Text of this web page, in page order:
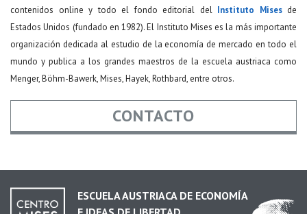
contenidos online y todo el fondo editorial del Instituto Misesde
Estados Unidos (fundado en 1982). El Instituto Mises es la más importante
organización dedicada al estudio de la economía de mercado en todo el
mundo y publica a los grandes maestros de la escuela austriaca como
Menger, Böhm-Bawerk, Mises, Hayek, Rothbard, entre otros.
CONTACTO
ESCUELA AUSTRIACA DE ECONOMÍA